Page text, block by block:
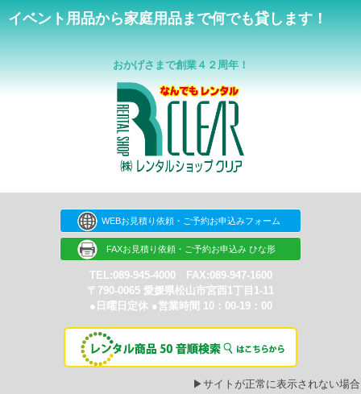
イベント用品から家庭用品まで何でも貸します！
おかげさまで創業４２周年！
WEBお見積り依頼・ご予約お申込みフォーム
FAXお見積り依頼・ご予約お申込み ひな形
TEL:089-945-4000 FAX:089-947-1600
〒790-0065 愛媛県松山市宮西1丁目1-11
●日曜日定休 ●営業時間 10：00-19：00
▶サイトが正常に表示されない場合